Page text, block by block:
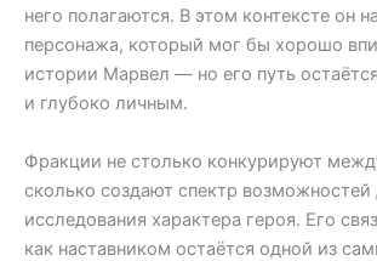
него полагаются. В этом контексте он
персонажа, который мог бы хорошо
истории Марвел — но его путь
и глубоко личным.
Фракции не столько конкурируют
сколько создают спектр возможностей
исследования характера героя. Его
как наставником остаётся одной из